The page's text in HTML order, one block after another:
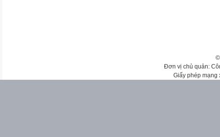
Đơn vị chủ quản:
Giấy phép mạng